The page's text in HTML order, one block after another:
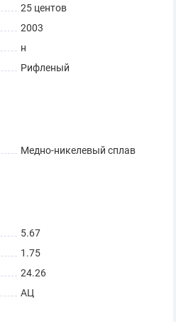
25 центов
2003
н
Рифленый
Медно-никелевый сплав
5.67
1.75
24.26
АЦ